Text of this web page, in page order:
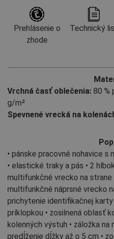
Prehlásenie o
zhode
Technický
Vrchná časť oblečenia: 80 %
g/m²
Spevnené vrecká na
• pánske pracovné nohavice s
• elastické traky a pás • 2
multifunkčné vrecko na strane
multifunkčné náprsné vrecko
prichytenie identifikačnej karty
príklopkou • zosilnená oblasť
kolenných výstuh • záložka na
predĺženie dĺžky až o 5 cm •